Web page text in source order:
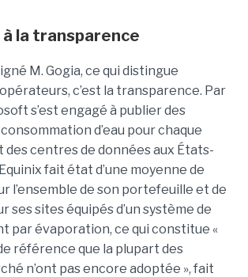
à la transparence
M. Gogia, ce qui distingue
c’est la transparence. Par
s’est engagé à publier des
d’eau pour chaque
centres de données aux États-
fait état d’une moyenne de
l’ensemble de son portefeuille et de
ses sites équipés d’un système de
par évaporation, ce qui constitue «
référence que la plupart des
n’ont pas encore adoptée », fait